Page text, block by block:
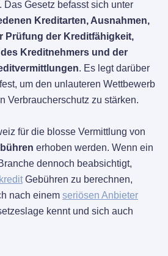
Das Gesetz befasst sich unter
Kreditarten, Ausnahmen,
Prüfung der Kreditfähigkeit,
Kreditnehmers und der
. Es legt darüber
um den unlauteren Wettbewerb
Verbraucherschutz zu stärken.
für die blosse Vermittlung von
erhoben werden. Wenn ein
dennoch beabsichtigt,
Gebühren zu berechnen,
nach einem seriösen Anbieter
kennt und sich auch